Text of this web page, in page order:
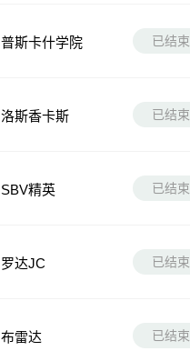
普斯卡什学院 已结束
洛斯香卡斯 已结束
SBV精英 已结束
罗达JC 已结束
布雷达 已结束